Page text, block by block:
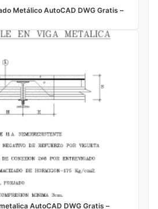
Metálico AutoCAD DWG Gratis –
AutoCAD DWG Gratis –